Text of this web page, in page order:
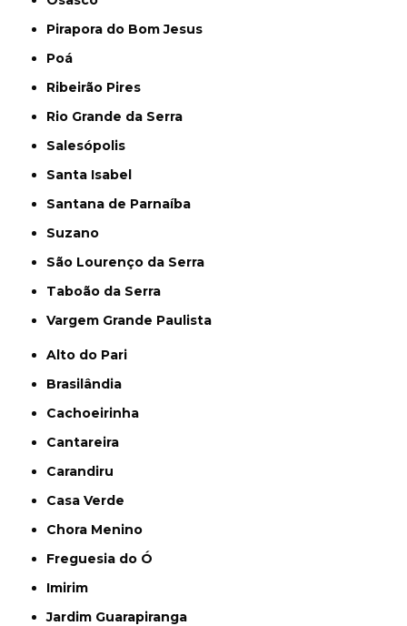
Pirapora do Bom Jesus
Poá
Ribeirão Pires
Rio Grande da Serra
Salesópolis
Santa Isabel
Santana de Parnaíba
Suzano
São Lourenço da Serra
Taboão da Serra
Vargem Grande Paulista
Alto do Pari
Brasilândia
Cachoeirinha
Cantareira
Carandiru
Casa Verde
Chora Menino
Freguesia do Ó
Imirim
Jardim Guarapiranga